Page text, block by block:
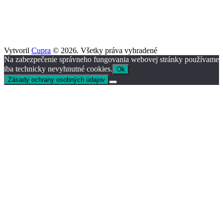
Vytvoril Cupra © 2026. Všetky práva vyhradené
Na zabezpečenie správneho fungovania webovej stránky používame
iba technicky nevyhnutné cookies. Ok
Zásady ochrany osobných údajov